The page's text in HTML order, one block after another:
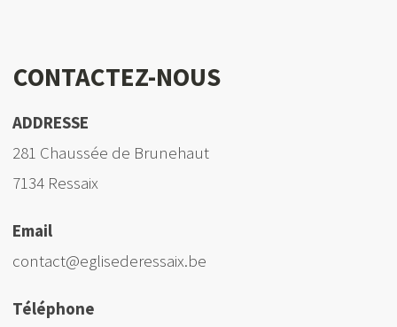
CONTACTEZ-NOUS
ADDRESSE
281 Chaussée de Brunehaut
7134 Ressaix
Email
contact@eglisederessaix.be
Téléphone